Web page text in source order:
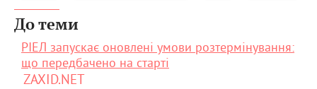
До теми
РІЕЛ запускає оновлені умови розтермінування:
що передбачено на старті
ZAXID.NET